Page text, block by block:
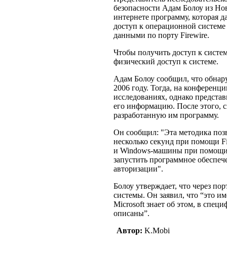
безопасности Адам Болоу из
интернете программу, которая
доступ к операционной
данными по порту Firewire.
Чтобы получить доступ к
физический доступ к системе.
Адам Болоу сообщил, что
2006 году. Тогда, на
исследованиях, однако
его информацию. После этого,
разработанную им программу.
Он сообщил: "Эта методика
несколько секунд при помощи
и Windows-машины при
запустить программное
авторизации".
Болоу утверждает, что через
системы. Он заявил, что “это
Microsoft знает об этом, в
описаны”.
Автор: K.Mobi